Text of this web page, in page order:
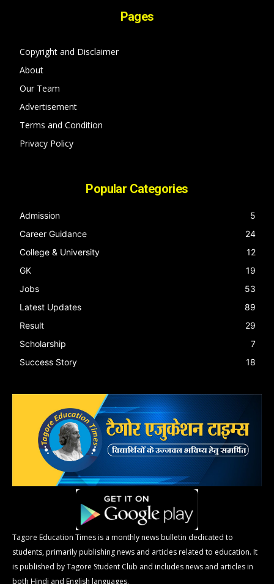
Pages
Copyright and Disclaimer
About
Our Team
Advertisement
Terms and Condition
Privacy Policy
Popular Categories
Admission
5
Career Guidance
24
College & University
12
GK
19
Jobs
53
Latest Updates
89
Result
29
Scholarship
7
Success Story
18
Tagore Education Times is a monthly news bulletin dedicated to
students, primarily publishing news and articles related to education. It
is published by Tagore Student Club and includes news and articles in
both Hindi and English languages.